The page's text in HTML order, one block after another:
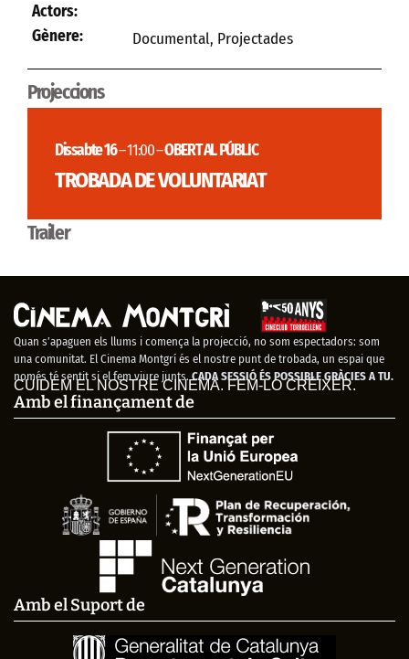
Actors:
Gènere:
Documental, Projectades
Projeccions
Dissabte 16– 11:00 –OBERT AL PÚBLIC
TROBADA DE VOLUNTARIAT
Trailer
Quan s’apaguen els llums i comença la projecció, no som espectadors: som
una comunitat. El Cinema Montgrí és el nostre punt de trobada, un espai que
només té sentit si el fem viure junts. CADA SESSIÓ ÉS POSSIBLE GRÀCIES A TU.
CUIDEM EL NOSTRE CINEMA. FEM-LO CRÉIXER.
Amb el finançament de
Amb el Suport de